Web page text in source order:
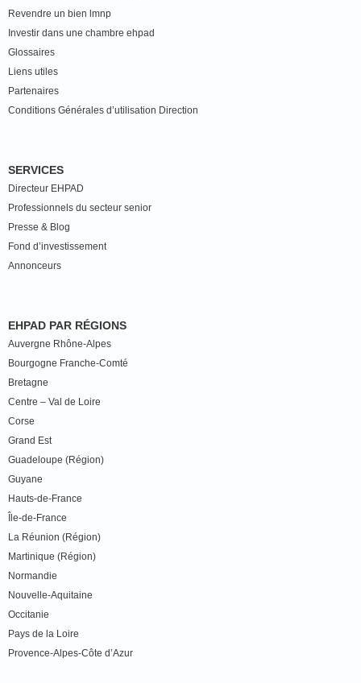
Revendre un bien lmnp
Investir dans une chambre ehpad
Glossaires
Liens utiles
Partenaires
Conditions Générales d’utilisation Direction
SERVICES
Directeur EHPAD
Professionnels du secteur senior
Presse & Blog
Fond d’investissement
Annonceurs
EHPAD PAR RÉGIONS
Auvergne Rhône-Alpes
Bourgogne Franche-Comté
Bretagne
Centre – Val de Loire
Corse
Grand Est
Guadeloupe (Région)
Guyane
Hauts-de-France
Île-de-France
La Réunion (Région)
Martinique (Région)
Normandie
Nouvelle-Aquitaine
Occitanie
Pays de la Loire
Provence-Alpes-Côte d’Azur